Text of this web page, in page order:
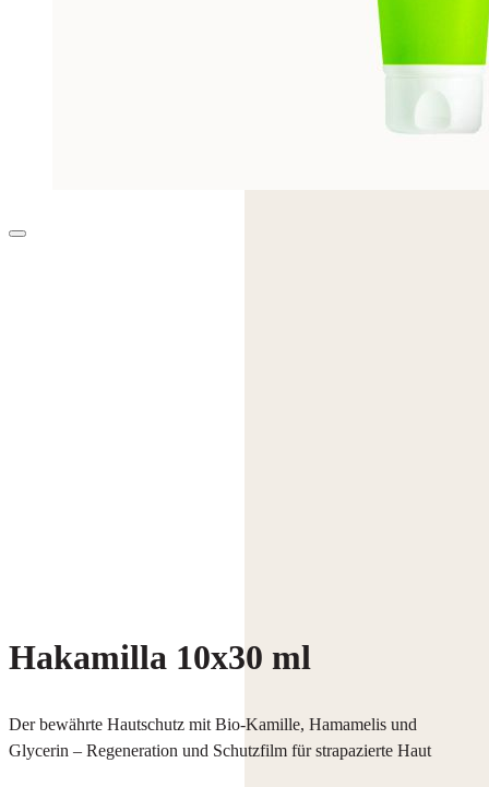
Hakamilla 10x30 ml
Der bewährte Hautschutz mit Bio-Kamille, Hamamelis und
Glycerin – Regeneration und Schutzfilm für strapazierte Haut